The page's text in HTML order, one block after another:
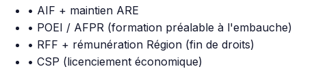
• AIF + maintien ARE
• POEI / AFPR (formation préalable à l'embauche)
• RFF + rémunération Région (fin de droits)
• CSP (licenciement économique)